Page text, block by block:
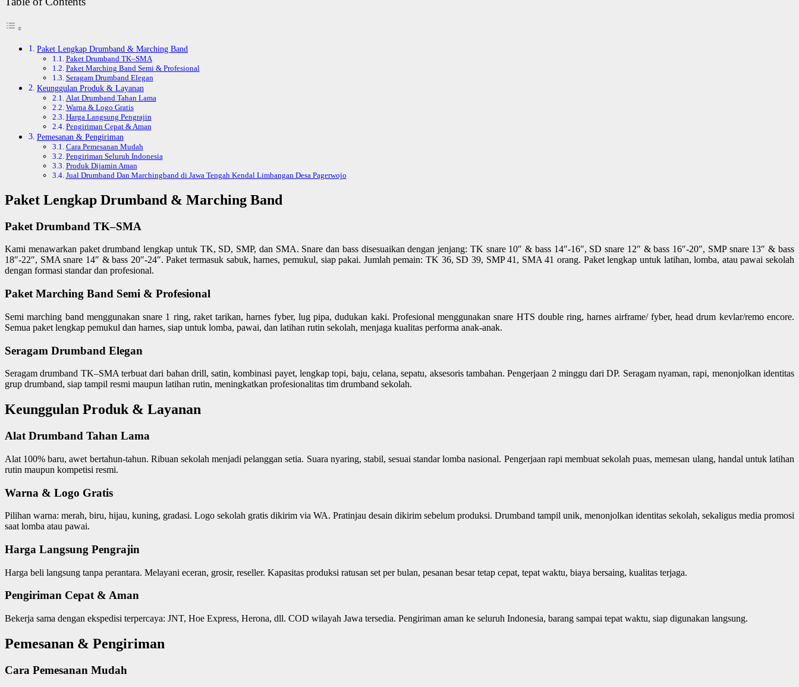
Paket Lengkap Drumband & Marching Band
Paket Drumband TK–SMA
Paket Marching Band Semi & Profesional
Seragam Drumband Elegan
Keunggulan Produk & Layanan
Alat Drumband Tahan Lama
Warna & Logo Gratis
Harga Langsung Pengrajin
Pengiriman Cepat & Aman
Pemesanan & Pengiriman
Cara Pemesanan Mudah
Pengiriman Seluruh Indonesia
Produk Dijamin Aman
Jual Drumband Dan Marchingband di Jawa Tengah Kendal Limbangan Desa Pagerwojo
Paket Lengkap Drumband & Marching Band
Paket Drumband TK–SMA
Kami menawarkan paket drumband lengkap untuk TK, SD, SMP, dan SMA. Snare dan bass disesuaikan dengan jenjang: TK snare 10″ & bass 14″-16″, SD snare 12″ & bass 16″-20″, SMP snare 13″ & bass
18″-22″, SMA snare 14″ & bass 20″-24″. Paket termasuk sabuk, harnes, pemukul, siap pakai. Jumlah pemain: TK 36, SD 39, SMP 41, SMA 41 orang. Paket lengkap untuk latihan, lomba, atau pawai sekolah
dengan formasi standar dan profesional.
Paket Marching Band Semi & Profesional
Semi marching band menggunakan snare 1 ring, raket tarikan, harnes fyber, lug pipa, dudukan kaki. Profesional menggunakan snare HTS double ring, harnes airframe/ fyber, head drum kevlar/remo encore.
Semua paket lengkap pemukul dan harnes, siap untuk lomba, pawai, dan latihan rutin sekolah, menjaga kualitas performa anak-anak.
Seragam Drumband Elegan
Seragam drumband TK–SMA terbuat dari bahan drill, satin, kombinasi payet, lengkap topi, baju, celana, sepatu, aksesoris tambahan. Pengerjaan 2 minggu dari DP. Seragam nyaman, rapi, menonjolkan identitas
grup drumband, siap tampil resmi maupun latihan rutin, meningkatkan profesionalitas tim drumband sekolah.
Keunggulan Produk & Layanan
Alat Drumband Tahan Lama
Alat 100% baru, awet bertahun-tahun. Ribuan sekolah menjadi pelanggan setia. Suara nyaring, stabil, sesuai standar lomba nasional. Pengerjaan rapi membuat sekolah puas, memesan ulang, handal untuk latihan
rutin maupun kompetisi resmi.
Warna & Logo Gratis
Pilihan warna: merah, biru, hijau, kuning, gradasi. Logo sekolah gratis dikirim via WA. Pratinjau desain dikirim sebelum produksi. Drumband tampil unik, menonjolkan identitas sekolah, sekaligus media promosi
saat lomba atau pawai.
Harga Langsung Pengrajin
Harga beli langsung tanpa perantara. Melayani eceran, grosir, reseller. Kapasitas produksi ratusan set per bulan, pesanan besar tetap cepat, tepat waktu, biaya bersaing, kualitas terjaga.
Pengiriman Cepat & Aman
Bekerja sama dengan ekspedisi terpercaya: JNT, Hoe Express, Herona, dll. COD wilayah Jawa tersedia. Pengiriman aman ke seluruh Indonesia, barang sampai tepat waktu, siap digunakan langsung.
Pemesanan & Pengiriman
Cara Pemesanan Mudah